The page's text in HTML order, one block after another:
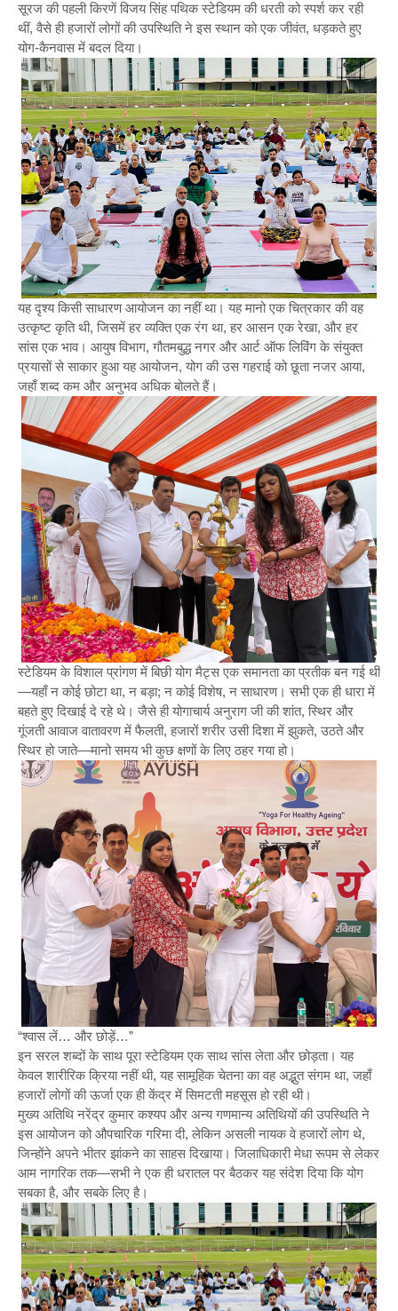
सूरज की पहली किरणें विजय सिंह पथिक स्टेडियम की धरती को स्पर्श कर रही
थीं, वैसे ही हजारों लोगों की उपस्थिति ने इस स्थान को एक जीवंत, धड़कते हुए
योग-कैनवास में बदल दिया।
यह दृश्य किसी साधारण आयोजन का नहीं था। यह मानो एक चित्रकार की वह
उत्कृष्ट कृति थी, जिसमें हर व्यक्ति एक रंग था, हर आसन एक रेखा, और हर
सांस एक भाव। आयुष विभाग, गौतमबुद्ध नगर और आर्ट ऑफ लिविंग के संयुक्त
प्रयासों से साकार हुआ यह आयोजन, योग की उस गहराई को छूता नजर आया,
जहाँ शब्द कम और अनुभव अधिक बोलते हैं।
स्टेडियम के विशाल प्रांगण में बिछी योग मैट्स एक समानता का प्रतीक बन गई थीं
—यहाँ न कोई छोटा था, न बड़ा; न कोई विशेष, न साधारण। सभी एक ही धारा में
बहते हुए दिखाई दे रहे थे। जैसे ही योगाचार्य अनुराग जी की शांत, स्थिर और
गूंजती आवाज वातावरण में फैलती, हजारों शरीर उसी दिशा में झुकते, उठते और
स्थिर हो जाते—मानो समय भी कुछ क्षणों के लिए ठहर गया हो।
“श्वास लें… और छोड़ें…”
इन सरल शब्दों के साथ पूरा स्टेडियम एक साथ सांस लेता और छोड़ता। यह
केवल शारीरिक क्रिया नहीं थी, यह सामूहिक चेतना का वह अद्भुत संगम था, जहाँ
हजारों लोगों की ऊर्जा एक ही केंद्र में सिमटती महसूस हो रही थी।
मुख्य अतिथि नरेंद्र कुमार कश्यप और अन्य गणमान्य अतिथियों की उपस्थिति ने
इस आयोजन को औपचारिक गरिमा दी, लेकिन असली नायक वे हजारों लोग थे,
जिन्होंने अपने भीतर झांकने का साहस दिखाया। जिलाधिकारी मेधा रूपम से लेकर
आम नागरिक तक—सभी ने एक ही धरातल पर बैठकर यह संदेश दिया कि योग
सबका है, और सबके लिए है।